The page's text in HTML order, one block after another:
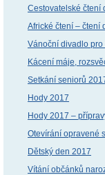
Cestovatelské čtení
Africké čtení – čtení
Vánoční divadlo pro
Kácení máje,
Setkání seniorů
Hody 2017
Hody 2017 –
Otevírání opravené
Dětský den 2017
Vítání občánků